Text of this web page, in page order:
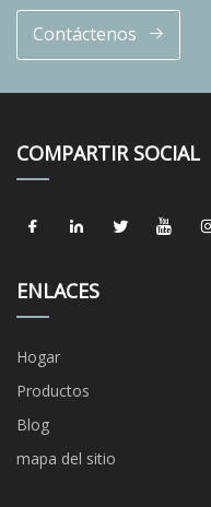
Contáctenos
COMPARTIR SOCIAL
ENLACES
Hogar
Productos
Blog
mapa del sitio